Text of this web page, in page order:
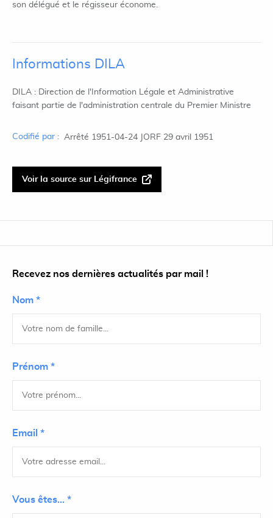
son délégué et le régisseur économe.
Informations DILA
DILA : Direction de l'Information Légale et Administrative
faisant partie de l'administration centrale du Premier Ministre
Codifié par : Arrêté 1951-04-24 JORF 29 avril 1951
Voir la source sur Légifrance
Recevez nos dernières actualités par mail !
Nom *
Prénom *
Email *
Vous êtes... *